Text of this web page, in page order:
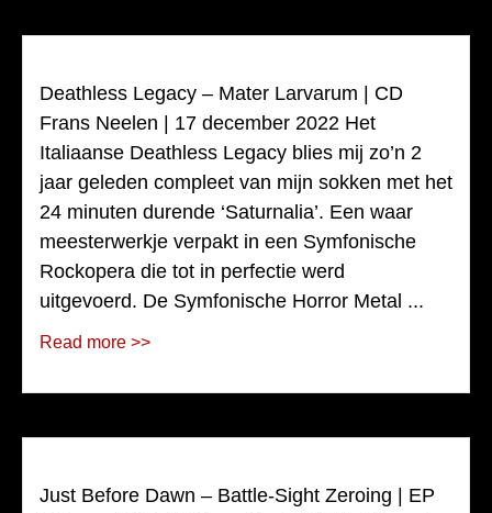
Deathless Legacy – Mater Larvarum | CD
Frans Neelen | 17 december 2022 Het
Italiaanse Deathless Legacy blies mij zo’n 2
jaar geleden compleet van mijn sokken met het
24 minuten durende ‘Saturnalia’. Een waar
meesterwerkje verpakt in een Symfonische
Rockopera die tot in perfectie werd
uitgevoerd. De Symfonische Horror Metal ...
Read more >>
Just Before Dawn – Battle-Sight Zeroing | EP